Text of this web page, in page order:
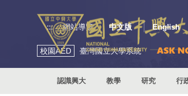
::: 網站導覽 中文版 English
校園AED 臺灣國立大學系統
認識興大 教學 研究 行